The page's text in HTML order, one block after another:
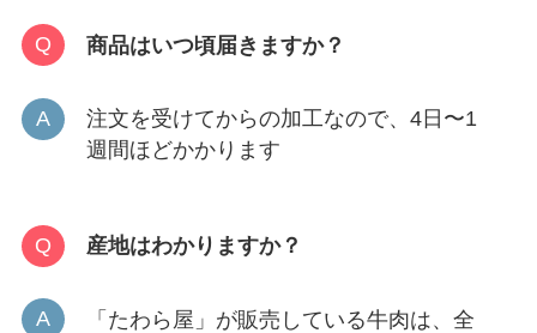
商品はいつ頃届きますか？
注文を受けてからの加工なので、4日〜1
週間ほどかかります
産地はわかりますか？
「たわら屋」が販売している牛肉は、全